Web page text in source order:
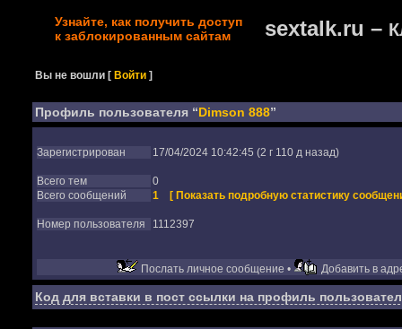
Узнайте, как получить доступ
к заблокированным сайтам
sextalk.ru –
Вы не вошли [Войти ]
Профиль пользователя “Dimson 888”
Зарегистрирован 17/04/2024 10:42:45 (2 г 110 д назад)
Всего тем
0
Всего сообщений
1 [ Показать подробную статистику
Номер пользователя 1112397
Послать личное сообщение • Добавить в
Код для вставки в пост ссылки на профиль